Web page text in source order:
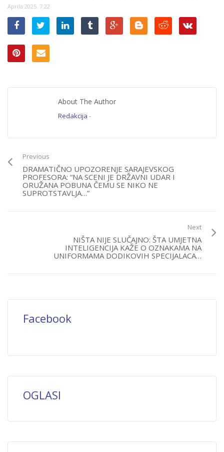
Aprila 2025. 7:22
About The Author
Redakcija -
Previous
DRAMATIČNO UPOZORENJE SARAJEVSKOG
PROFESORA: “NA SCENI JE DRŽAVNI UDAR I
ORUŽANA POBUNA ČEMU SE NIKO NE
SUPROTSTAVLJA…”
Next
NIŠTA NIJE SLUČAJNO: ŠTA UMJETNA
INTELIGENCIJA KAŽE O OZNAKAMA NA
UNIFORMAMA DODIKOVIH SPECIJALACA…
Facebook
OGLASI